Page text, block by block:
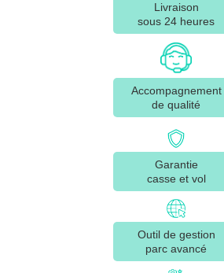
Livraison
sous 24 heures
Accompagnement
de qualité
Garantie
casse et vol
Outil de gestion
parc avancé